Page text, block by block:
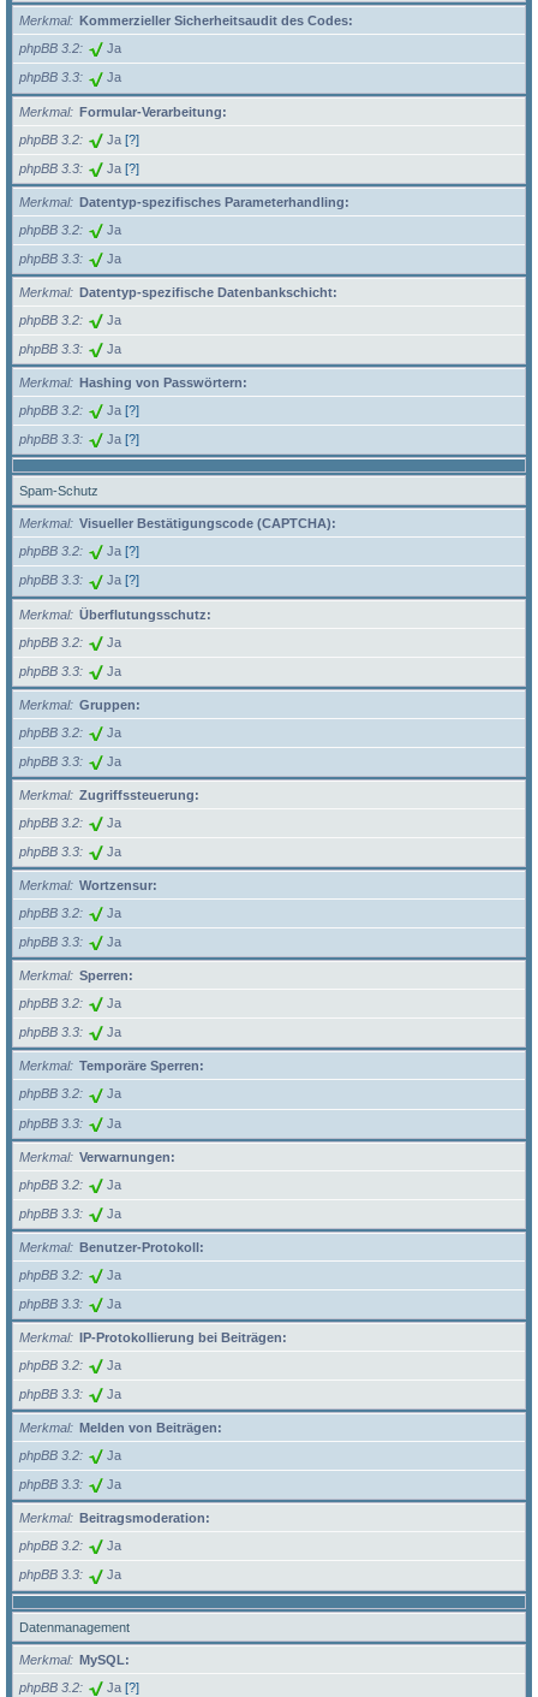
Merkmal
Kommerzieller Sicherheitsaudit des Codes:
phpBB 3.2
Ja
phpBB 3.3 Ja
Merkmal
Formular-Verarbeitung:
phpBB 3.2
Ja [?]
phpBB 3.3 Ja [?]
Merkmal
Datentyp-spezifisches Parameterhandling:
phpBB 3.2
Ja
phpBB 3.3 Ja
Merkmal
Datentyp-spezifische Datenbankschicht:
phpBB 3.2
Ja
phpBB 3.3 Ja
Merkmal
Hashing von Passwörtern:
phpBB 3.2
Ja [?]
phpBB 3.3 Ja [?]
Spam-Schutz
Merkmal
Visueller Bestätigungscode (CAPTCHA):
phpBB 3.2
Ja [?]
phpBB 3.3 Ja [?]
Merkmal
Überflutungsschutz:
phpBB 3.2
Ja
phpBB 3.3 Ja
Merkmal
Gruppen:
phpBB 3.2
Ja
phpBB 3.3 Ja
Merkmal
Zugriffssteuerung:
phpBB 3.2
Ja
phpBB 3.3 Ja
Merkmal
Wortzensur:
phpBB 3.2
Ja
phpBB 3.3 Ja
Merkmal
Sperren:
phpBB 3.2
Ja
phpBB 3.3 Ja
Merkmal
Temporäre Sperren:
phpBB 3.2
Ja
phpBB 3.3 Ja
Merkmal
Verwarnungen:
phpBB 3.2
Ja
phpBB 3.3 Ja
Merkmal
Benutzer-Protokoll:
phpBB 3.2
Ja
phpBB 3.3 Ja
Merkmal
IP-Protokollierung bei Beiträgen:
phpBB 3.2
Ja
phpBB 3.3 Ja
Merkmal
Melden von Beiträgen:
phpBB 3.2
Ja
phpBB 3.3 Ja
Merkmal
Beitragsmoderation:
phpBB 3.2
Ja
phpBB 3.3 Ja
Datenmanagement
Merkmal
MySQL:
phpBB 3.2
Ja [?]